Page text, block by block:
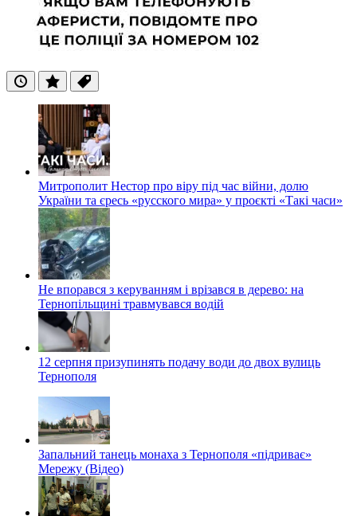
ОстанніПопулярні
Теги
Митрополит Нестор про віру під час війни, долю
України та єресь «русского мира» у проєкті «Такі часи»
Не впорався з керуванням і врізався в дерево: на
Тернопільщині травмувався водій
12 серпня призупинять подачу води до двох вулиць
Тернополя
Запальний танець монаха з Тернополя «підриває»
Мережу (Відео)